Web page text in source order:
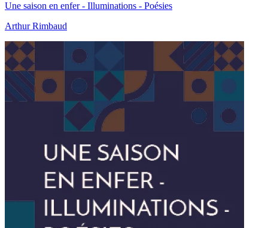
Une saison en enfer - Illuminations - Poésies
Arthur Rimbaud